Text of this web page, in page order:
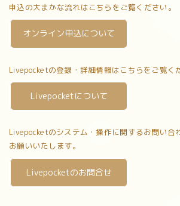
申込の大まかな流れはこちらをご覧ください。
オンライン申込について
Livepocketの登録・詳細情報はこちらをご覧く
Livepocketについて
Livepocketのシステム・操作に関するお問い合
お願いいたします。
Livepocketのお問合せ